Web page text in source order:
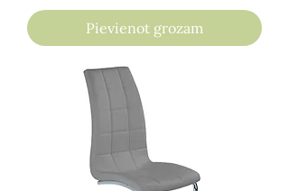
Pievienot grozam